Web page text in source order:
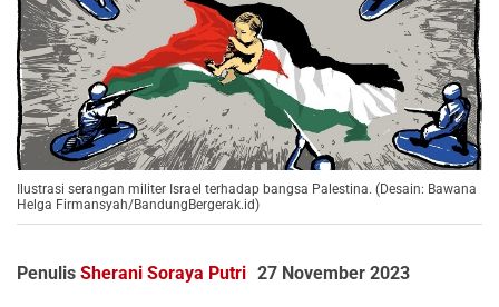
Ilustrasi serangan militer Israel terhadap bangsa Palestina. (Desain: Bawana
Helga Firmansyah/BandungBergerak.id)
Penulis Sherani Soraya Putri 27 November 2023